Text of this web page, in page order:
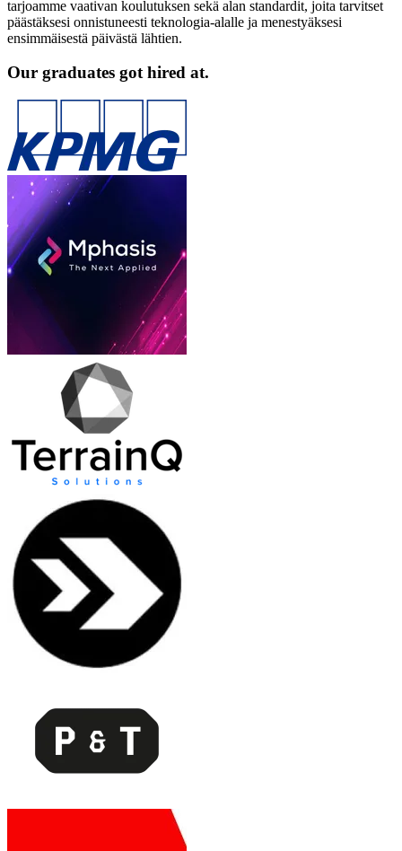
tarjoamme vaativan koulutuksen sekä alan standardit, joita tarvitset
päästäksesi onnistuneesti teknologia-alalle ja menestyäksesi
ensimmäisestä päivästä lähtien.
Our graduates got hired at.